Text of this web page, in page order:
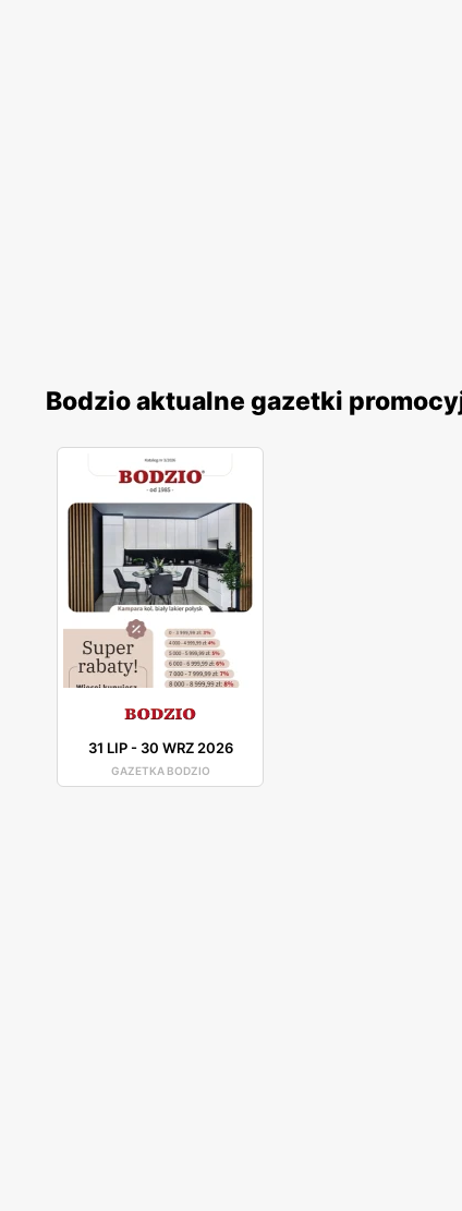
Bodzio aktualne gazetki
31 LIP- 30 WRZ 2026
GAZETKA BODZIO